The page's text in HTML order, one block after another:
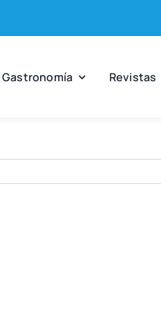
Gas­tro­no­mía Revis­tas